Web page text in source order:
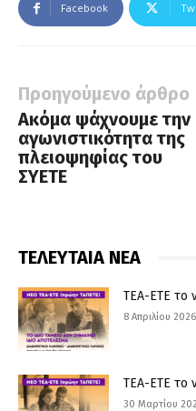
Facebook
Προηγούμενο άρθρο
Ακόμα ψάχνουμε την
αγωνιστικότητα της
πλειοψηφίας του
ΣΥΕΤΕ
ΤΕΛΕΥΤΑΙΑ ΝΕΑ
ΤΕΑ-ΕΤΕ το
8 Απριλίου 2026
ΤΕΑ-ΕΤΕ το
30 Μαρτίου